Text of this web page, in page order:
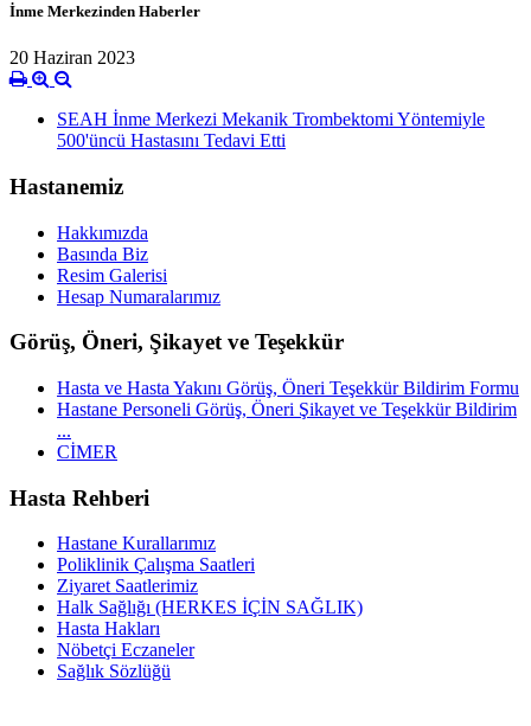
İnme Merkezinden Haberler
20 Haziran 2023
SEAH İnme Merkezi Mekanik Trombektomi Yöntemiyle
500'üncü Hastasını Tedavi Etti
Hastanemiz
Hakkımızda
Basında Biz
Resim Galerisi
Hesap Numaralarımız
Görüş, Öneri, Şikayet ve Teşekkür
Hasta ve Hasta Yakını Görüş, Öneri Teşekkür Bildirim Formu
Hastane Personeli Görüş, Öneri Şikayet ve Teşekkür Bildirim
...
CİMER
Hasta Rehberi
Hastane Kurallarımız
Poliklinik Çalışma Saatleri
Ziyaret Saatlerimiz
Halk Sağlığı (HERKES İÇİN SAĞLIK)
Hasta Hakları
Nöbetçi Eczaneler
Sağlık Sözlüğü